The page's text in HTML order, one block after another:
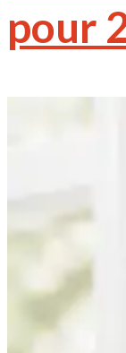
pour